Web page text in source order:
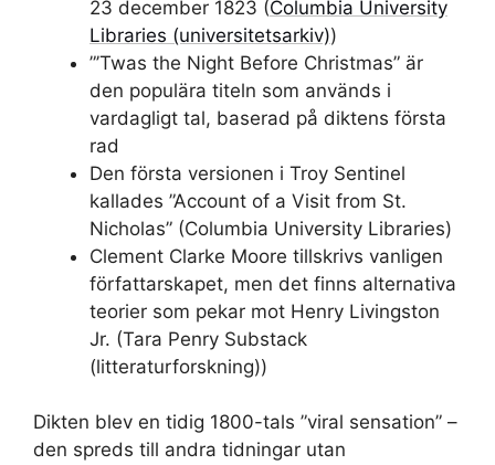
23 december 1823 (Columbia University
Libraries (universitetsarkiv))
”’Twas the Night Before Christmas” är
den populära titeln som används i
vardagligt tal, baserad på diktens första
rad
Den första versionen i Troy Sentinel
kallades ”Account of a Visit from St.
Nicholas” (Columbia University Libraries)
Clement Clarke Moore tillskrivs vanligen
författarskapet, men det finns alternativa
teorier som pekar mot Henry Livingston
Jr. (Tara Penry Substack
(litteraturforskning))
Dikten blev en tidig 1800-tals ”viral sensation” –
den spreds till andra tidningar utan